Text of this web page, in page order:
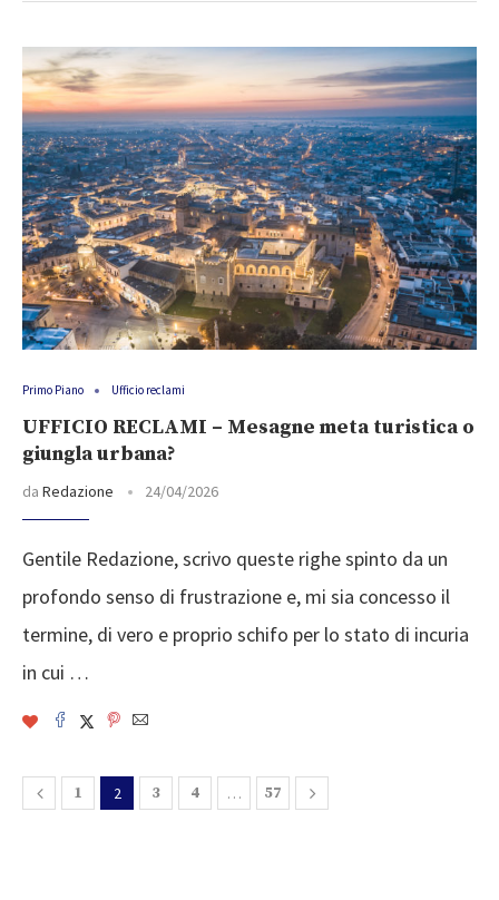
Primo Piano Ufficio reclami
UFFICIO RECLAMI – Mesagne meta turistica o
giungla urbana?
da Redazione 24/04/2026
Gentile Redazione, scrivo queste righe spinto da un
profondo senso di frustrazione e, mi sia concesso il
termine, di vero e proprio schifo per lo stato di incuria
in cui …
1 2 3 4 … 57